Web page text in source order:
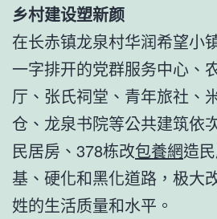
乡村建设塑新颜
在长赤镇龙泉村华润希望小
一字排开的党群服务中心、
厅、张氏祠堂、青年旅社、
仓、龙泉书院等公共建筑依
民居房、378栋改包養網造
基、硬化和黑化道路，极大
姓的生活质量和水平。